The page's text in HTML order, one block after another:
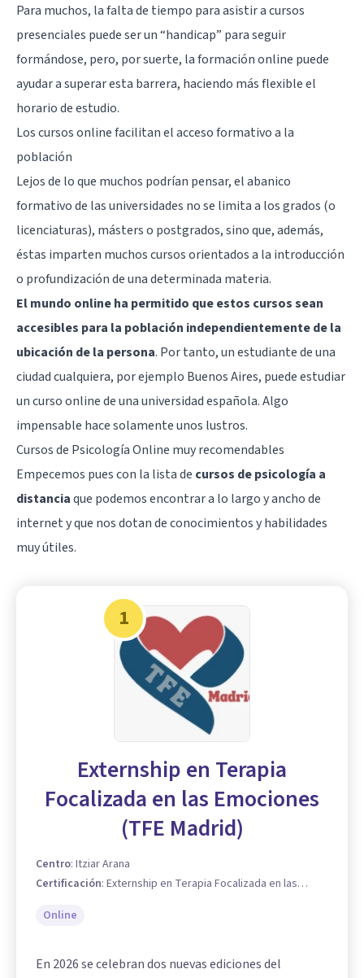
Para muchos, la falta de tiempo para asistir a cursos
presenciales puede ser un “handicap” para seguir
formándose, pero, por suerte, la formación online puede
ayudar a superar esta barrera, haciendo más flexible el
horario de estudio.
Los cursos online facilitan el acceso formativo a la
población
Lejos de lo que muchos podrían pensar, el abanico
formativo de las universidades no se limita a los grados (o
licenciaturas), másters o postgrados, sino que, además,
éstas imparten muchos cursos orientados a la introducción
o profundización de una determinada materia.
El mundo online ha permitido que estos cursos sean
accesibles para la población independientemente de la
ubicación de la persona. Por tanto, un estudiante de una
ciudad cualquiera, por ejemplo Buenos Aires, puede estudiar
un curso online de unauniversidad española. Algo
impensable hace solamente unos lustros.
Cursos de Psicología Online muy recomendables
Empecemos pues con la lista de cursos de psicología a
distanciaque podemos encontrar a lo largo y ancho de
internet y que nos dotan de conocimientos y habilidades
muy útiles.
1
Externship en Terapia
Focalizada en las Emociones
(TFE Madrid)
Centro: Itziar Arana
Certificación: Externship en Terapia Focalizada en las
Online
En 2026 se celebran dos nuevas ediciones del